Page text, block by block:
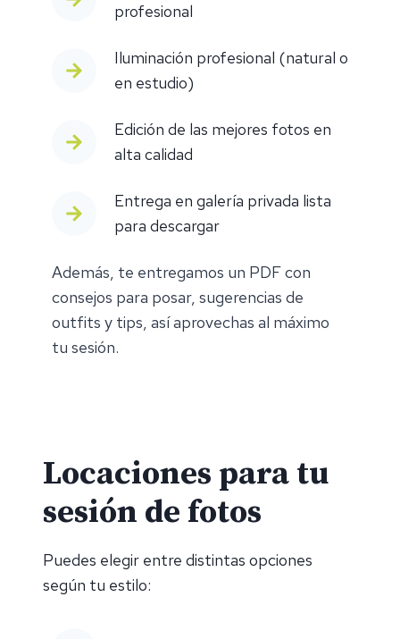
profesional
Iluminación profesional (natural o
en estudio)
Edición de las mejores fotos en
alta calidad
Entrega en galería privada lista
para descargar
Además, te entregamos un PDF con
consejos para posar, sugerencias de
outfits y tips, así aprovechas al máximo
tu sesión.
Locaciones para tu
sesión de fotos
Puedes elegir entre distintas opciones
según tu estilo: